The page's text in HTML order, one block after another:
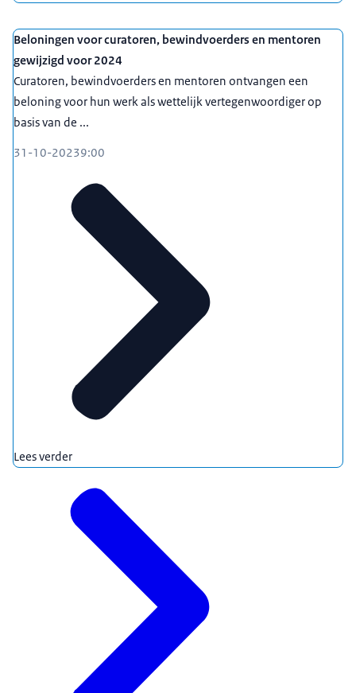
Beloningen voor curatoren, bewindvoerders en mentoren
gewijzigd voor 2024
Curatoren, bewindvoerders en mentoren ontvangen een
beloning voor hun werk als wettelijk vertegenwoordiger op
basis van de ...
31-10-20239:00
Lees verder